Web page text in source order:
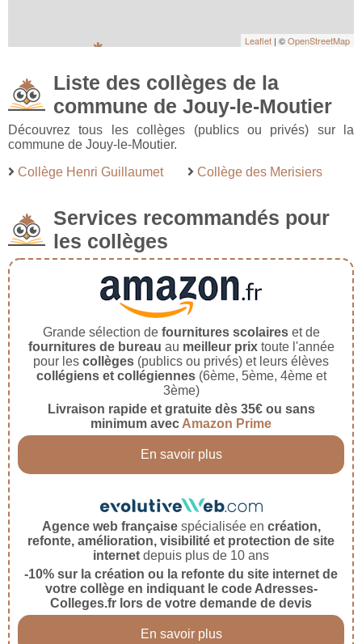
Leaflet | ©OpenStreetMap
Liste des collèges de la
commune de Jouy-le-Moutier
Découvrez tous les collèges (publics ou privés) sur la
commune de Jouy-le-Moutier.
Collège Henri Guillaumet
Collège des Merisiers
Services recommandés pour
les collèges
Grande sélection de fournitures scolaireset de
fournitures de bureau au meilleur prixtoute l'année
pour les collèges (publics ou privés) et leurs élèves
collégiens et collégiennes(6ème, 5ème, 4ème et
3ème)
Livraison rapide et gratuite dès 35€ ou sans
minimum avec Amazon Prime
En savoir plus
Agence web françaisespécialisée en création,
refonte, amélioration, visibilité et protection de site
internet depuis plus de 10 ans
-10% sur la création ou la refonte du site internet de
votre collège en indiquant le code Adresses-
Colleges.fr lors de votre demande de devis
En savoir plus